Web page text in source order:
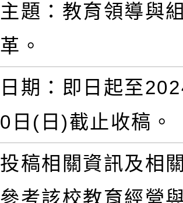
主題：教育領導與
革。
日期：即日起至
0日(日)截止收稿。
投稿相關資訊及相
參考該校教育經營